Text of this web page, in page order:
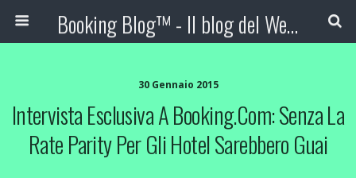
Booking Blog™ - Il blog del Web Marketing Turistico
30 Gennaio 2015
Intervista Esclusiva A Booking.com: Senza La
Rate Parity Per Gli Hotel Sarebbero Guai